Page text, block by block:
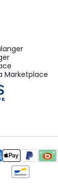
Marketplace